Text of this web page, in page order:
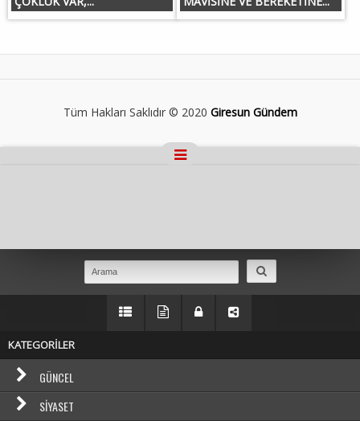
Tüm Hakları Saklıdır © 2020 Giresun Gündem
KATEGORİLER
GÜNCEL
SIYASET